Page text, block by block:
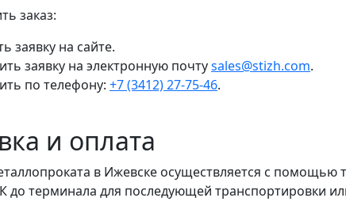
заказ:
заявку на сайте.
заявку на электронную почтуsales@stizh.com.
по телефону: +7 (3412) 27-75-46.
и оплата
в Ижевске осуществляется с
до терминала для последующей транспортировки